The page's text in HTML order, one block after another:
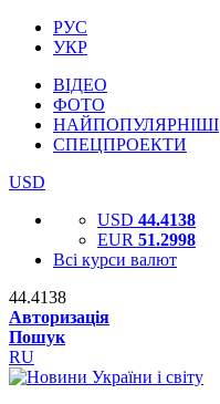
РУС
УКР
ВІДЕО
ФОТО
НАЙПОПУЛЯРНІШІ
СПЕЦПРОЕКТИ
USD
USD 44.4138
EUR 51.2998
Всі курси валют
44.4138
Авторизація
Пошук
RU